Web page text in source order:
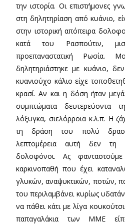
την ιστορία. Οι επιστήμονες
στη δηλητηρίαση από κυάνιο,
στην ιστορική απόπειρα
κατά του Ρασπούτιν,
προεπαναστατική Ρωσία.
δηλητηριάστηκε με κυάνιο,
κυανιούχο κάλιο είχε
κρασί. Αν και η δόση ήταν
συμπτώματα δευτερεύοντα
λόξυγκα, σιελόρροια κ.λ.π. Η
τη δράση του πολύ
λεπτομέρεια αυτή δεν τη
δολοφόνοι. Ας
καρκινοπαθή που έχει
γλυκών, αναψυκτικών, ποτών,
του περιλαμβάνει κυρίως
να πάθει κάτι με λίγα
παπαγαλάκια των ΜΜΕ